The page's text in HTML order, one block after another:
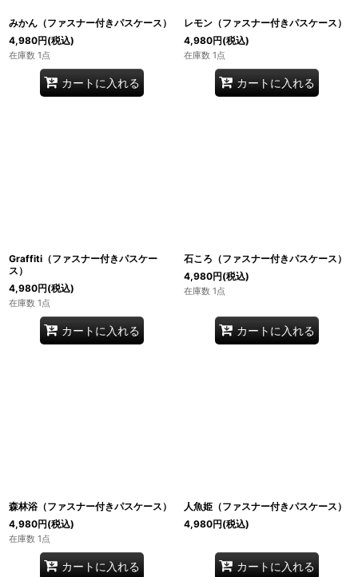
みかん（ファスナー付きパスケース）
4,980円(税込)
在庫数 1点
カートに入れる
レモン（ファスナー付きパスケース）
4,980円(税込)
在庫数 1点
カートに入れる
Graffiti（ファスナー付きパスケー
ス）
4,980円(税込)
在庫数 1点
カートに入れる
石ころ（ファスナー付きパスケース）
4,980円(税込)
在庫数 1点
カートに入れる
森林浴（ファスナー付きパスケース）
4,980円(税込)
在庫数 1点
カートに入れる
人魚姫（ファスナー付きパスケース）
4,980円(税込)
カートに入れる